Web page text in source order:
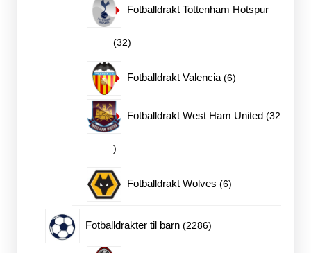
Fotballdrakt Tottenham Hotspur
3232
produkter
Fotballdrakt Valencia 66
Fotballdrakt West Ham United 32
32
produkter
Fotballdrakt Wolves 66
Fotballdrakter til barn 22862286